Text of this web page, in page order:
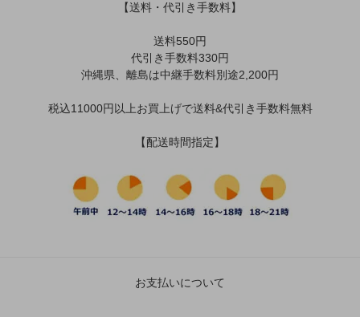
【送料・代引き手数料】
送料550円
代引き手数料330円
沖縄県、離島は中継手数料別途2,200円
税込11000円以上お買上げで送料&代引き手数料無料
【配送時間指定】
お支払いについて